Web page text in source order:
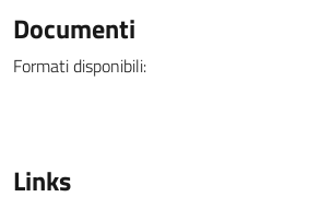
Documenti
Formati disponibili:
Links